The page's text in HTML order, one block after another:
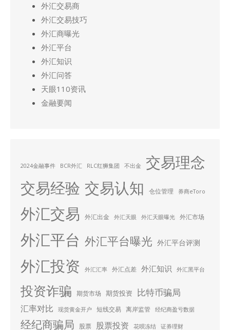
外汇交易商
外汇交易技巧
外汇商曝光
外汇平台
外汇知识
外汇问答
天眼110资讯
金融要闻
2024金融事件 BCR外汇 RLC红狮集团 不出金
交易理念
交易经验 交易认知 仓位管理 券商eToro
外汇交易 外汇出金 外汇天眼 外汇天眼曝光 外汇市场
外汇平台 外汇平台曝光 外汇平台评测
外汇投资 外汇汇率 外汇点差 外汇知识 外汇黑平台
投资诈骗 期货市场 期货投资 比特币骗局
汇率对比 现货黄金开户 短线交易 离岸监管 经纪商盈亏数据
经纪商骗局 股票 股票投资 花呗冻结 证券理财